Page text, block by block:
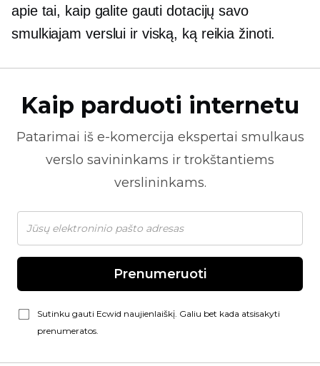
apie tai, kaip galite gauti dotacijų savo
smulkiajam verslui ir viską, ką reikia žinoti.
Kaip parduoti internetu
Patarimai iš e-komercija ekspertai smulkaus
verslo savininkams ir trokštantiems
verslininkams.
Prenumeruoti
Sutinku gauti Ecwid naujienlaiškį. Galiu bet kada atsisakyti
prenumeratos.